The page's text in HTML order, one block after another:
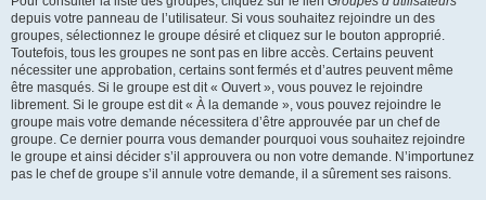
depuis votre panneau de l’utilisateur. Si vous souhaitez rejoindre un des
groupes, sélectionnez le groupe désiré et cliquez sur le bouton approprié.
Toutefois, tous les groupes ne sont pas en libre accès. Certains peuvent
nécessiter une approbation, certains sont fermés et d’autres peuvent même
être masqués. Si le groupe est dit « Ouvert », vous pouvez le rejoindre
librement. Si le groupe est dit « À la demande », vous pouvez rejoindre le
groupe mais votre demande nécessitera d’être approuvée par un chef de
groupe. Ce dernier pourra vous demander pourquoi vous souhaitez rejoindre
le groupe et ainsi décider s’il approuvera ou non votre demande. N’importunez
pas le chef de groupe s’il annule votre demande, il a sûrement ses raisons.